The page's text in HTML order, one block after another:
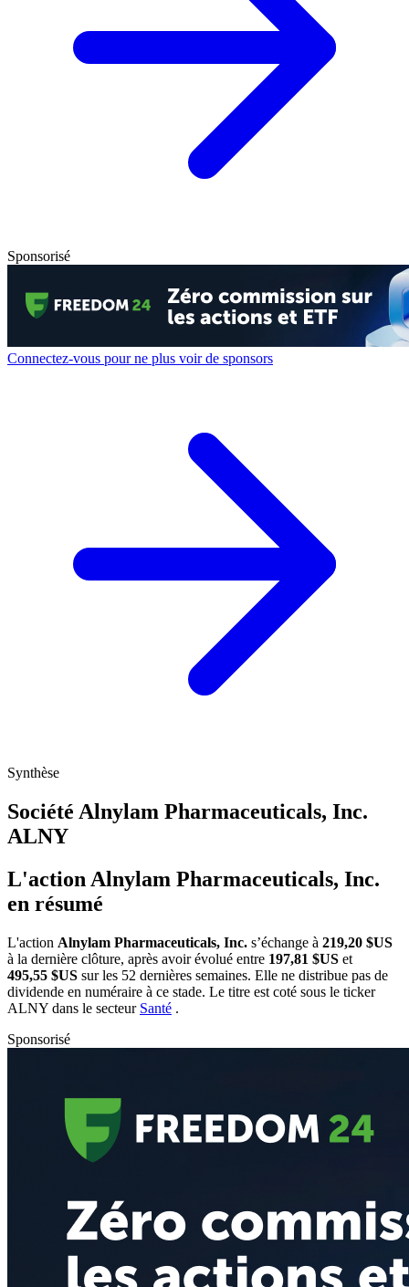
Sponsorisé
Connectez-vous pour ne plus voir de sponsors
Synthèse
Société Alnylam Pharmaceuticals, Inc.
ALNY
L'action Alnylam Pharmaceuticals, Inc.
en résumé
L'action Alnylam Pharmaceuticals, Inc. s’échange à 219,20 $US
à la dernière clôture, après avoir évolué entre 197,81 $US et
495,55 $US sur les 52 dernières semaines. Elle ne distribue pas de
dividende en numéraire à ce stade. Le titre est coté sous le ticker
ALNY dans le secteur Santé .
Sponsorisé